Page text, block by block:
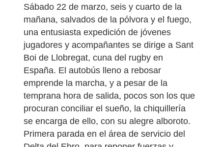
Sábado 22 de marzo, seis y cuarto de la
mañana, salvados de la pólvora y el fuego,
una entusiasta expedición de jóvenes
jugadores y acompañantes se dirige a Sant
Boi de Llobregat, cuna del rugby en
España. El autobús lleno a rebosar
emprende la marcha, y a pesar de la
temprana hora de salida, pocos son los que
procuran conciliar el sueño, la chiquillería
se encarga de ello, con su alegre alboroto.
Primera parada en el área de servicio del